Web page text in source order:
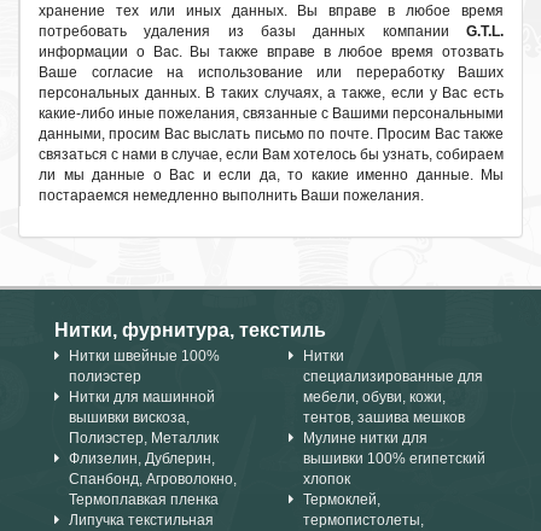
хранение тех или иных данных. Вы вправе в любое время
потребовать удаления из базы данных компании G.T.L.
информации о Вас. Вы также вправе в любое время отозвать
Ваше согласие на использование или переработку Ваших
персональных данных. В таких случаях, а также, если у Вас есть
какие-либо иные пожелания, связанные с Вашими персональными
данными, просим Вас выслать письмо по почте. Просим Вас также
связаться с нами в случае, если Вам хотелось бы узнать, собираем
ли мы данные о Вас и если да, то какие именно данные. Мы
постараемся немедленно выполнить Ваши пожелания.
Нитки, фурнитура, текстиль
Нитки швейные 100%
полиэстер
Нитки для машинной
вышивки вискоза,
Полиэстер, Металлик
Флизелин, Дублерин,
Спанбонд, Агроволокно,
Термоплавкая пленка
Липучка текстильная
Нитки
специализированные для
мебели, обуви, кожи,
тентов, зашива мешков
Мулине нитки для
вышивки 100% египетский
хлопок
Термоклей,
термопистолеты,